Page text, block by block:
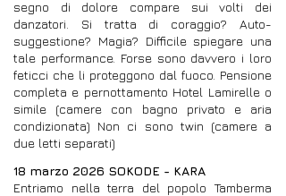
segno di dolore compare sui volti dei
danzatori. Si tratta di coraggio? Auto-
suggestione? Magia? Difficile spiegare una
tale performance. Forse sono davvero i loro
feticci che li proteggono dal fuoco. Pensione
completa e pernottamento Hotel Lamirelle o
simile (camere con bagno privato e aria
condizionata) Non ci sono twin (camere a
due letti separati)
18 marzo 2026 SOKODE - KARA
Entriamo nella terra del popolo Tamberma